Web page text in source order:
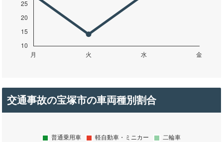
交通事故の宝塚市の車両種別割合